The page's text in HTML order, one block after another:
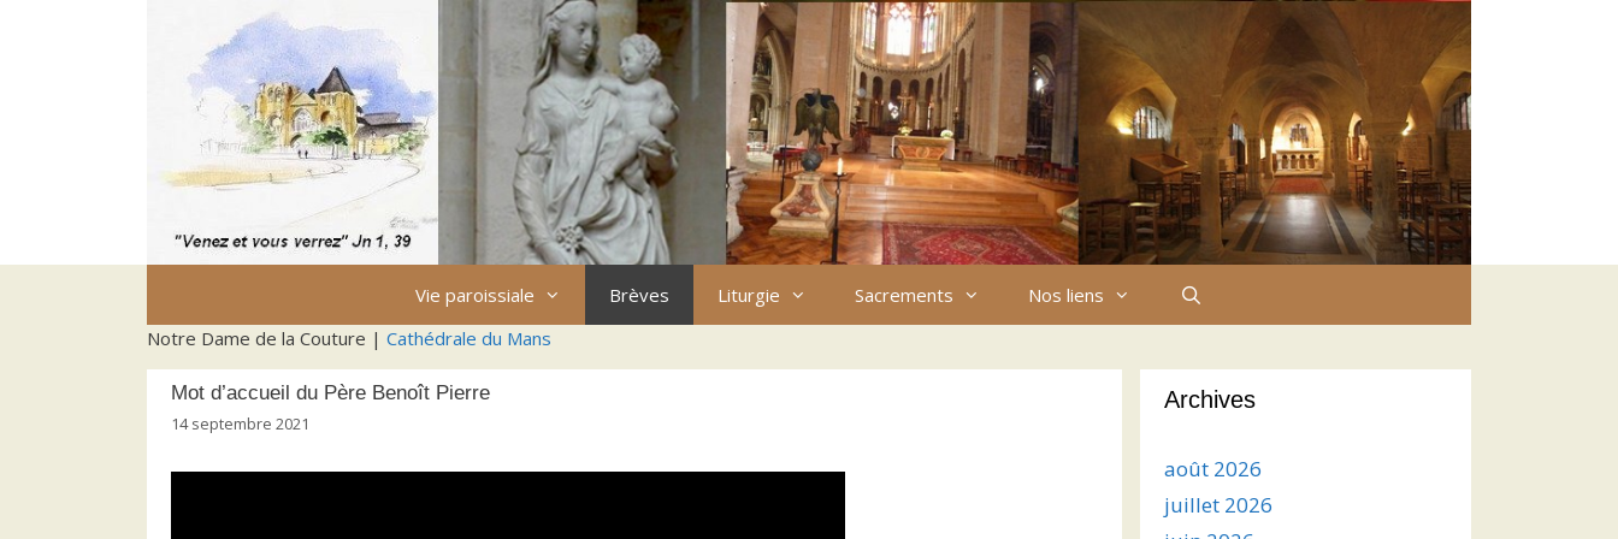
Vie paroissiale Brèves Liturgie Sacrements
Nos liens
Notre Dame de la Couture | Cathédrale du Mans
Mot d’accueil du Père Benoît Pierre
14 septembre 2021
Archives
août 2026
juillet 2026